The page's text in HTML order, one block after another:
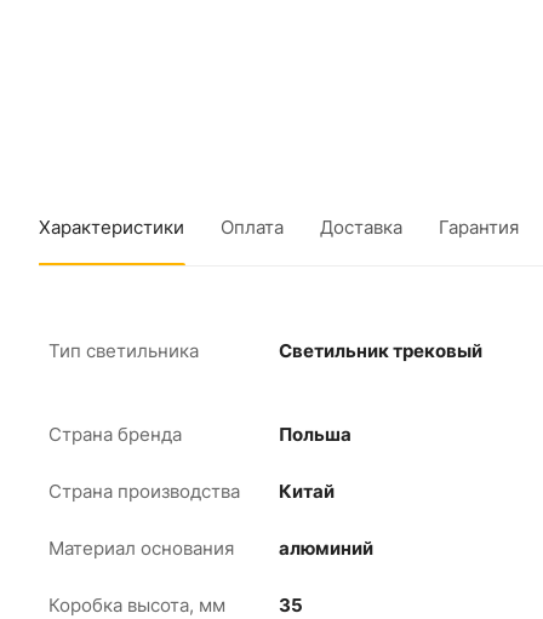
Характеристики Оплата Доставка Гарантия
Тип светильника Светильник трековый
Страна бренда Польша
Страна производства Китай
Материал основания алюминий
Коробка высота, мм 35